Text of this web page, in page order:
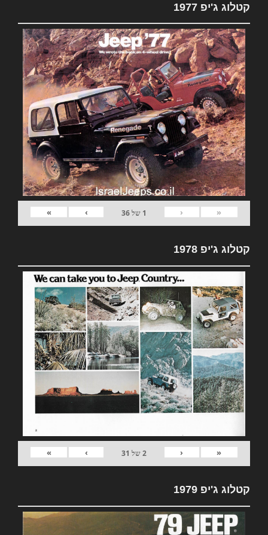
קטלוג ג'יפ 1977
«
‹
1 של36
›
»
קטלוג ג'יפ 1978
«
‹
2של 31
›
»
קטלוג ג'יפ 1979